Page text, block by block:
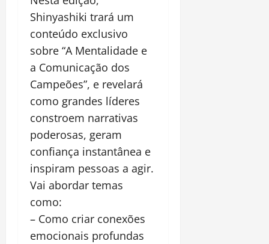
Shinyashiki trará um
conteúdo exclusivo
sobre “A Mentalidade e
a Comunicação dos
Campeões”, e revelará
como grandes líderes
constroem narrativas
poderosas, geram
confiança instantânea e
inspiram pessoas a agir.
Vai abordar temas
como:
– Como criar conexões
emocionais profundas